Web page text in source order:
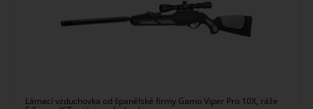
Lámací vzduchovka od španělské firmy Gamo Viper Pro 10X, ráže